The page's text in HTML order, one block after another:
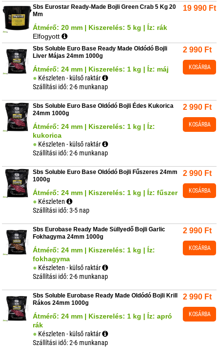
Sbs Eurostar Ready-Made Bojli Green Crab 5 Kg 20
Mm
Átmérő: 20 mm | Kiszerelés: 5 kg | Íz: rák
Elfogyott
19 990 Ft
Sbs Soluble Euro Base Ready Made Oldódó Bojli
Liver Májas 24mm 1000g
Átmérő: 24 mm | Kiszerelés: 1 kg | Íz: máj
Készleten - külső raktár
Szállítási idő: 2-6 munkanap
2 990 Ft
KOSÁRBA
Sbs Soluble Euro Base Oldódó Bojli Édes Kukorica
24mm 1000g
Átmérő: 24 mm | Kiszerelés: 1 kg | Íz:
kukorica
Készleten - külső raktár
Szállítási idő: 2-6 munkanap
2 990 Ft
KOSÁRBA
Sbs Soluble Euro Base Oldódó Bojli Fűszeres 24mm
1000g
Átmérő: 24 mm | Kiszerelés: 1 kg | Íz: fűszer
Készleten
Szállítási idő: 3-5 nap
2 990 Ft
KOSÁRBA
Sbs Eurobase Ready Made Süllyedő Bojli Garlic
Fokhagyma 24mm 1000g
Átmérő: 24 mm | Kiszerelés: 1 kg | Íz:
fokhagyma
Készleten - külső raktár
Szállítási idő: 2-6 munkanap
2 990 Ft
KOSÁRBA
Sbs Soluble Eurobase Ready Made Oldódó Bojli Krill
Rákos 24mm 1000g
Átmérő: 24 mm | Kiszerelés: 1 kg | Íz: apró
rák
Készleten - külső raktár
Szállítási idő: 2-6 munkanap
2 990 Ft
KOSÁRBA